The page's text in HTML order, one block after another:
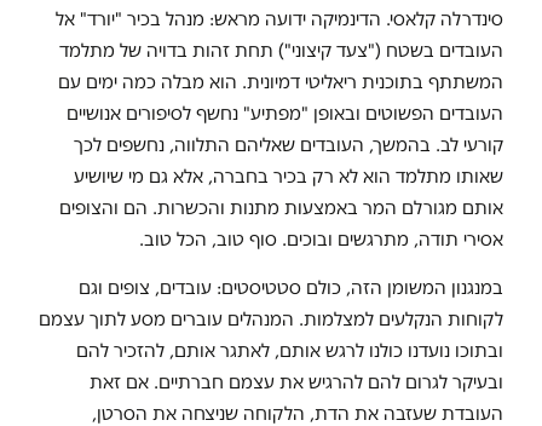
סינדרלה קלאסי. הדינמיקה ידועה מראש: מנהל בכיר "יורד" אל
העובדים בשטח ("צעד קיצוני") תחת זהות בדויה של מתלמד
המשתתף בתוכנית ריאליטי דמיונית. הוא מבלה כמה ימים עם
העובדים הפשוטים ובאופן "מפתיע" נחשף לסיפורים אנושיים
קורעי לב. בהמשך, העובדים שאליהם התלווה, נחשפים לכך
שאותו מתלמד הוא לא רק בכיר בחברה, אלא גם מי שיושיע
אותם מגורלם המר באמצעות מתנות והכשרות. הם והצופים
אסירי תודה, מתרגשים ובוכים. סוף טוב, הכל טוב.
במנגנון המשומן הזה, כולם סטטיסטים: עובדים, צופים וגם
לקוחות הנקלעים למצלמות. המנהלים עוברים מסע לתוך עצמם
ובתוכו נועדנו כולנו לרגש אותם, לאתגר אותם, להזכיר להם
ובעיקר לגרום להם להרגיש את עצמם חברתיים. אם זאת
העובדת שעזבה את הדת, הלקוחה שניצחה את הסרטן,